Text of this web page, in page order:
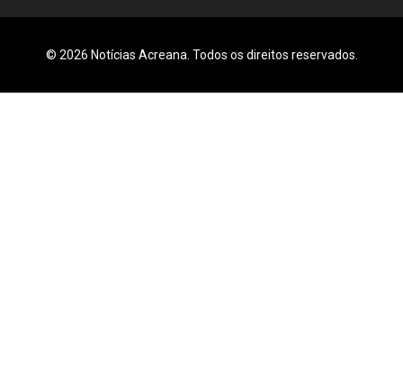
© 2026 Notícias Acreana. Todos os direitos reservados.